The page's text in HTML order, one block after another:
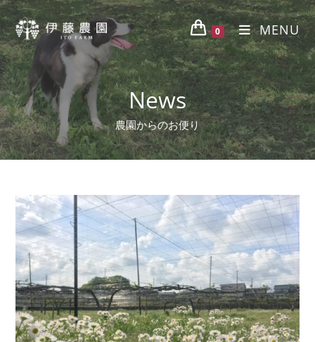
0 MENU
News
農園からのお便り